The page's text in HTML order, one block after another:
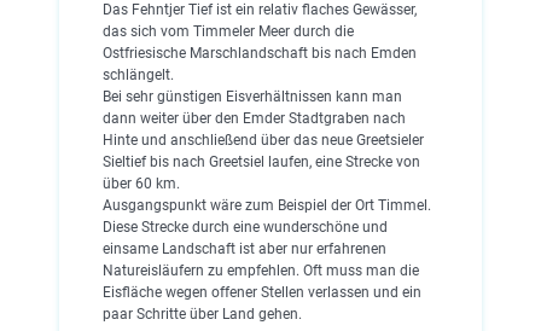
Das Fehntjer Tief ist ein relativ flaches Gewässer,
das sich vom Timmeler Meer durch die
Ostfriesische Marschlandschaft bis nach Emden
schlängelt.
Bei sehr günstigen Eisverhältnissen kann man
dann weiter über den Emder Stadtgraben nach
Hinte und anschließend über das neue Greetsieler
Sieltief bis nach Greetsiel laufen, eine Strecke von
über 60 km.
Ausgangspunkt wäre zum Beispiel der Ort Timmel.
Diese Strecke durch eine wunderschöne und
einsame Landschaft ist aber nur erfahrenen
Natureisläufern zu empfehlen. Oft muss man die
Eisfläche wegen offener Stellen verlassen und ein
paar Schritte über Land gehen.